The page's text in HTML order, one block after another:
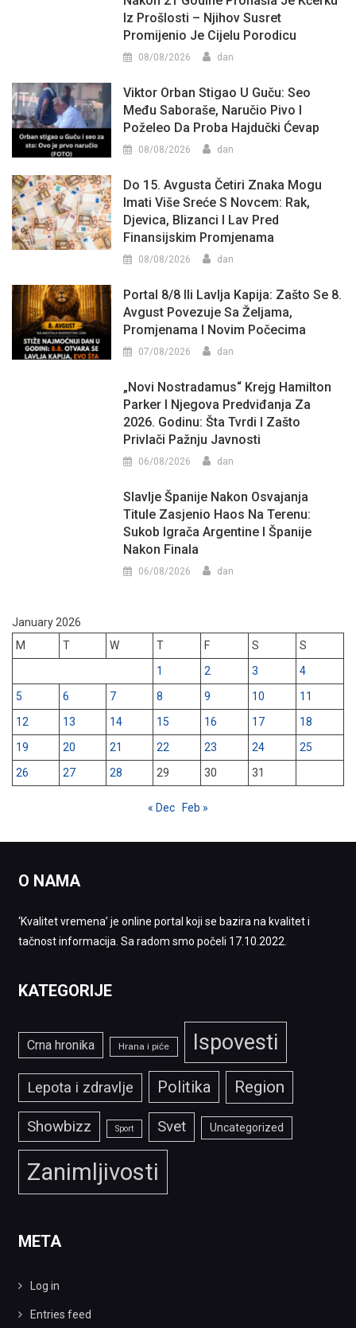
Iz Prošlosti – Njihov Susret
Promijenio Je Cijelu Porodicu
08/08/2026 dan
Viktor Orban Stigao U Guču: Seo
Među Saboraše, Naručio Pivo I
Poželeo Da Proba Hajdučki Ćevap
08/08/2026 dan
Do 15. Avgusta Četiri Znaka Mogu
Imati Više Sreće S Novcem: Rak,
Djevica, Blizanci I Lav Pred
Finansijskim Promjenama
08/08/2026 dan
Portal 8/8 Ili Lavlja Kapija: Zašto Se 8.
Avgust Povezuje Sa Željama,
Promjenama I Novim Počecima
07/08/2026 dan
„Novi Nostradamus“ Krejg Hamilton
Parker I Njegova Predviđanja Za
2026. Godinu: Šta Tvrdi I Zašto
Privlači Pažnju Javnosti
06/08/2026 dan
Slavlje Španije Nakon Osvajanja
Titule Zasjenio Haos Na Terenu:
Sukob Igrača Argentine I Španije
Nakon Finala
06/08/2026 dan
January 2026
M
T W T F S
S
1
2 3
4
5
6 7 8 9 10
11
12
13 14 15 16 17
18
19
20 21 22 23 24
25
26
27 28 29 30 31
« Dec Feb »
O NAMA
‘Kvalitet vremena’ je online portal koji se bazira na kvalitet i
tačnost informacija. Sa radom smo počeli 17.10.2022.
KATEGORIJE
Crna hronika Hrana i piće Ispovesti
Lepota i zdravlje Politika Region
Showbizz Sport Svet Uncategorized
Zanimljivosti
META
Log in
Entries feed